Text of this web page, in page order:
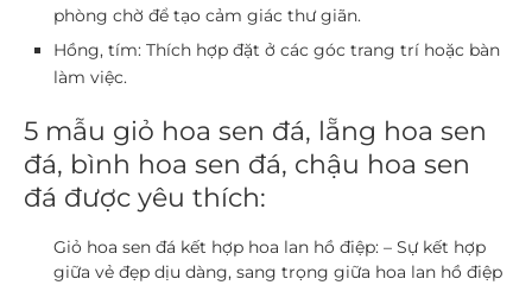
phòng chờ để tạo cảm giác thư giãn.
Hồng, tím: Thích hợp đặt ở các góc trang trí hoặc bàn
làm việc.
5 mẫu giỏ hoa sen đá, lẵng hoa sen
đá, bình hoa sen đá, chậu hoa sen
đá được yêu thích:
Giỏ hoa sen đá kết hợp hoa lan hồ điệp: – Sự kết hợp
giữa vẻ đẹp dịu dàng, sang trọng giữa hoa lan hồ điệp